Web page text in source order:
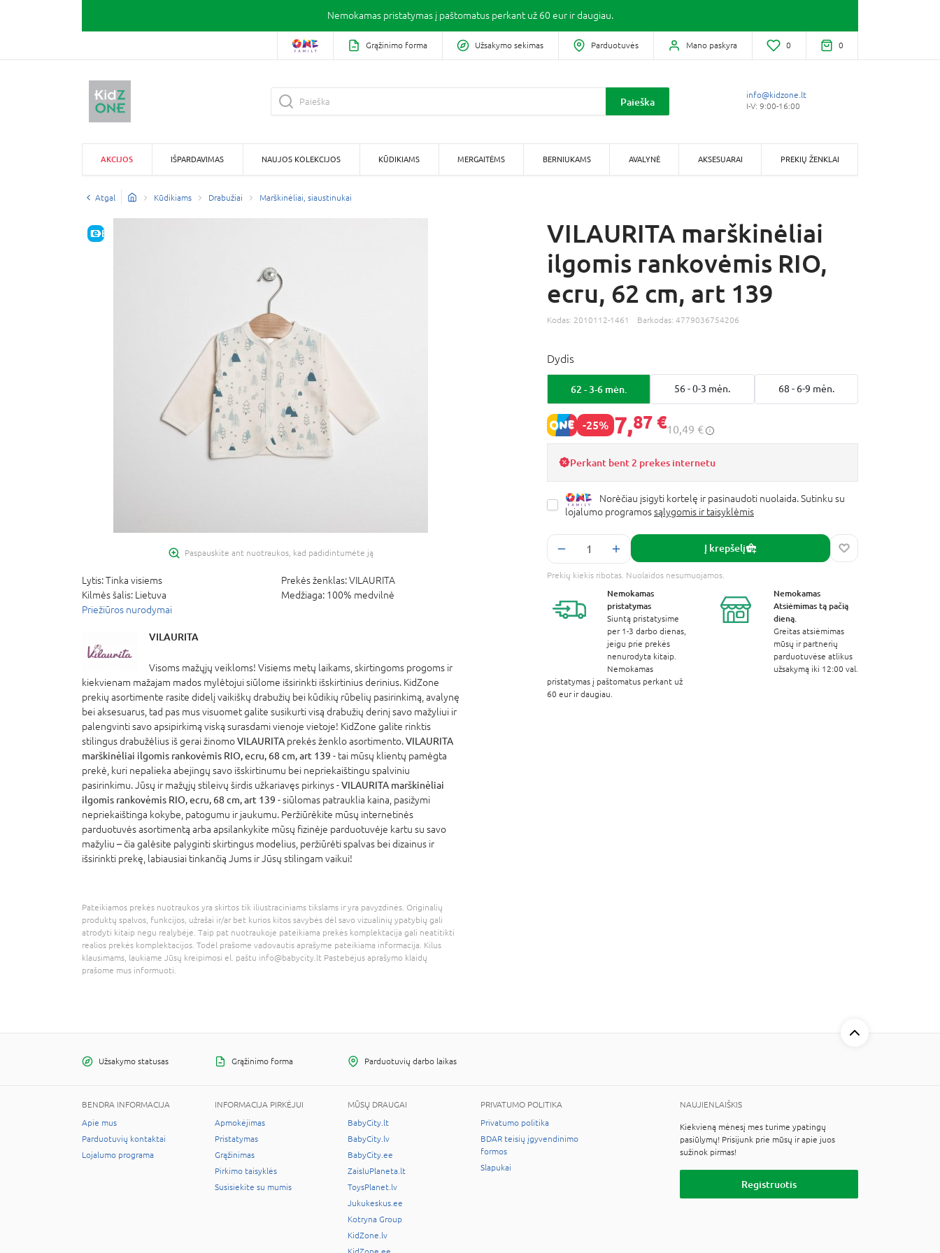
Nemokamas pristatymas į paštomatus perkant už 60 eur ir daugiau.
Grąžinimo forma Užsakymo sekimas Parduotuvės Mano paskyra 0 0
Paieška
info@kidzone.lt
I-V: 9:00-16:00
AKCIJOS IŠPARDAVIMAS NAUJOS KOLEKCIJOS KŪDIKIAMS MERGAITĖMS BERNIUKAMS AVALYNĖ AKSESUARAI PREKIŲ ŽENKLAI
Atgal Kūdikiams Drabužiai Marškinėliai, siaustinukai
E-KAINA
Paspauskite ant nuotraukos, kad padidintumėte ją
Lytis:Tinka visiems Prekės ženklas:VILAURITA
Kilmės šalis: Lietuva Medžiaga: 100% medvilnė
Priežiūros nurodymai
VILAURITA
Visoms mažųjų veikloms! Visiems metų laikams, skirtingoms progoms ir
kiekvienam mažajam mados mylėtojui siūlome išsirinkti išskirtinius derinius. KidZone
prekių asortimente rasite didelį vaikiškų drabužių bei kūdikių rūbelių pasirinkimą, avalynę
bei aksesuarus, tad pas mus visuomet galite susikurti visą drabužių derinį savo mažyliui ir
palengvinti savo apsipirkimą viską surasdami vienoje vietoje! KidZone galite rinktis
stilingus drabužėlius iš gerai žinomoVILAURITA prekės ženklo asortimento.VILAURITA
marškinėliai ilgomis rankovėmis RIO, ecru, 68 cm, art 139 - tai mūsų klientų pamėgta
prekė, kuri nepalieka abejingų savo išskirtinumu bei nepriekaištingu spalviniu
pasirinkimu. Jūsų ir mažųjų stileivų širdis užkariavęs pirkinys -VILAURITA marškinėliai
ilgomis rankovėmis RIO, ecru, 68 cm, art 139 - siūlomas patrauklia kaina, pasižymi
nepriekaištinga kokybe, patogumu ir jaukumu. Peržiūrėkite mūsų internetinės
parduotuvės asortimentą arba apsilankykite mūsų fizinėje parduotuvėje kartu su savo
mažyliu – čia galėsite palyginti skirtingus modelius, peržiūrėti spalvas bei dizainus ir
išsirinkti prekę, labiausiai tinkančią Jums ir Jūsų stilingam vaikui!
Pateikiamos prekės nuotraukos yra skirtos tik iliustraciniams tikslams ir yra pavyzdinės. Originalių
produktų spalvos, funkcijos, užrašai ir/ar bet kurios kitos savybės dėl savo vizualinių ypatybių gali
atrodyti kitaip negu realybėje. Taip pat nuotraukoje pateikiama prekės komplektacija gali neatitikti
realios prekės komplektacijos. Todėl prašome vadovautis aprašyme pateikiama informacija. Kilus
klausimams, laukiame Jūsų kreipimosi el. paštu info@babycity.lt Pastebėjus aprašymo klaidų
prašome mus informuoti.
VILAURITA marškinėliai
ilgomis rankovėmis RIO,
ecru, 62 cm, art 139
Kodas: 2010112-1461 Barkodas: 4779036754206
Dydis
62 - 3-6 mėn. 56 - 0-3 mėn. 68 - 6-9 mėn.
-25% 7,87 €10,49 €
Perkant bent 2 prekes internetu
Norėčiau įsigyti kortelę ir pasinaudoti nuolaida. Sutinku su
lojalumo programossąlygomis ir taisyklėmis
Į krepšelį
Prekių kiekis ribotas. Nuolaidos nesumuojamos.
Nemokamas
pristatymas
Siuntą pristatysime
per 1-3 darbo dienas,
jeigu prie prekės
nenurodyta kitaip.
Nemokamas
pristatymas į paštomatus perkant už
60 eur ir daugiau.
Nemokamas
Atsiėmimastą pačią
dieną.
Greitas atsiėmimas
mūsų ir partnerių
parduotuvėse atlikus
užsakymą iki 12:00 val.
Užsakymo statusas Grąžinimo forma Parduotuvių darbo laikas
BENDRA INFORMACIJA
Apie mus
Parduotuvių kontaktai
Lojalumo programa
INFORMACIJA PIRKĖJUI
Apmokėjimas
Pristatymas
Grąžinimas
Pirkimo taisyklės
Susisiekite su mumis
MŪSŲ DRAUGAI
BabyCity.lt
BabyCity.lv
BabyCity.ee
ZaisluPlaneta.lt
ToysPlanet.lv
Jukukeskus.ee
Kotryna Group
KidZone.lv
PRIVATUMO POLITIKA
Privatumo politika
BDAR teisių įgyvendinimo
formos
Slapukai
NAUJIENLAIŠKIS
Kiekvieną mėnesį mes turime ypatingų
pasiūlymų! Prisijunk prie mūsų ir apie juos
sužinok pirmas!
Registruotis